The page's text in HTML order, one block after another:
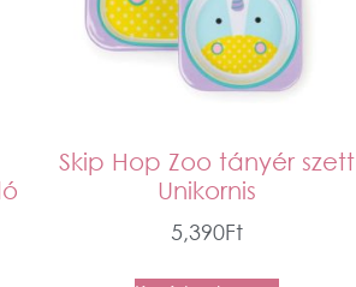
Skip Hop Zoo tányér szett
Unikornis
5,390Ft